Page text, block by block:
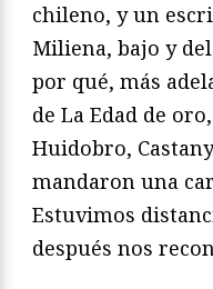
chileno, y un
Miliena, bajo y
por qué, más
de La Edad de
Huidobro,
mandaron una
Estuvimos
después nos